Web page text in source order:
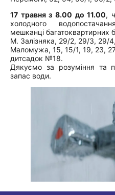
17 травня з 8.00 до 11.00,
холодного
мешканці багатоквартирних
М. Залізняка, 29/2, 29/3, 29/
Маломужа, 15, 15/1, 19, 23,
дитсадок №18.
Дякуємо за розуміння та
запас води.